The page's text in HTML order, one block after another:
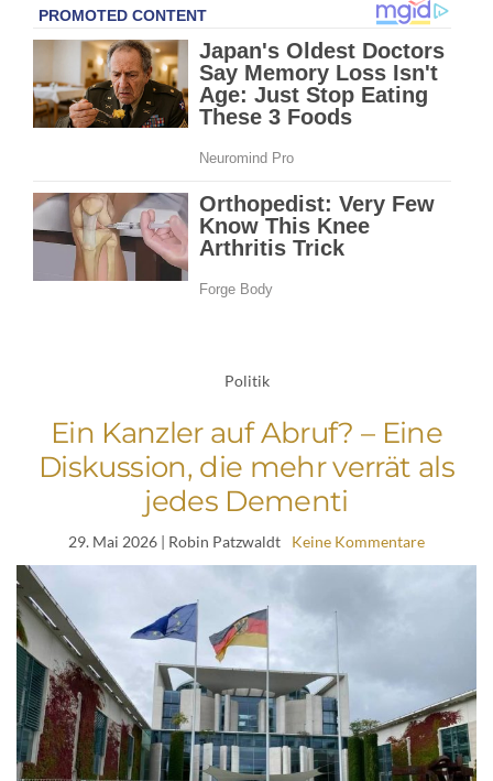
Politik
Ein Kanzler auf Abruf? – Eine
Diskussion, die mehr verrät als
jedes Dementi
29. Mai 2026 | Robin Patzwaldt Keine Kommentare